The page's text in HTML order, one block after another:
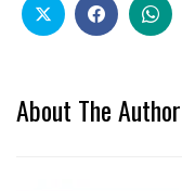
About The Author